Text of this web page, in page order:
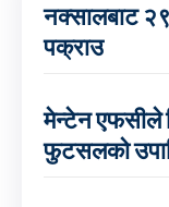
नक्सालबाट
पक्राउ
मेन्टेन एफसीले
फुटसलको